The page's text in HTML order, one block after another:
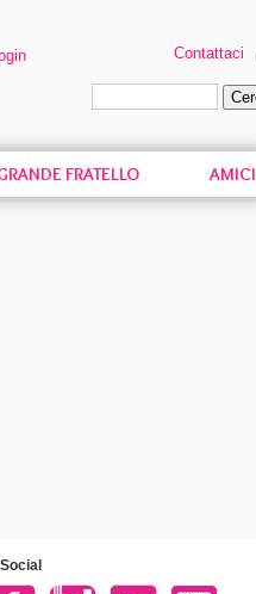
Contattaci
FRATELLO AMICI